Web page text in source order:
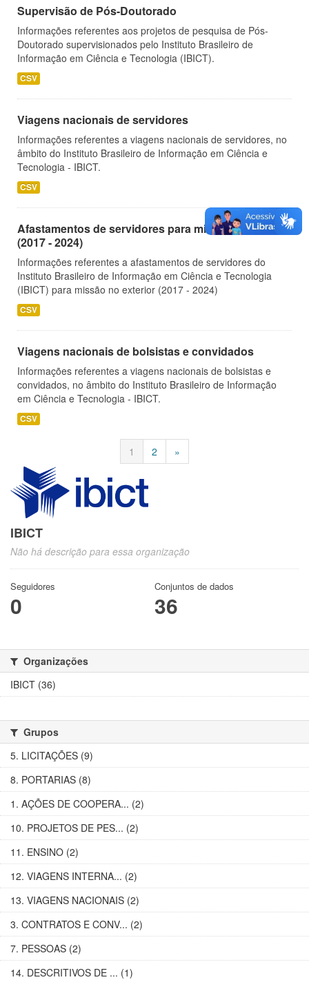
Supervisão de Pós-Doutorado
Informações referentes aos projetos de pesquisa de Pós-
Doutorado supervisionados pelo Instituto Brasileiro de
Informação em Ciência e Tecnologia (IBICT).
CSV
Viagens nacionais de servidores
Informações referentes a viagens nacionais de servidores, no
âmbito do Instituto Brasileiro de Informação em Ciência e
Tecnologia - IBICT.
CSV
Afastamentos de servidores para missão no exterior
(2017 - 2024)
Informações referentes a afastamentos de servidores do
Instituto Brasileiro de Informação em Ciência e Tecnologia
(IBICT) para missão no exterior (2017 - 2024)
CSV
Viagens nacionais de bolsistas e convidados
Informações referentes a viagens nacionais de bolsistas e
convidados, no âmbito do Instituto Brasileiro de Informação
em Ciência e Tecnologia - IBICT.
CSV
1 2 »
IBICT
Não há descrição para essa organização
Seguidores
0
Conjuntos de dados
36
Organizações
IBICT (36)
Grupos
5. LICITAÇÕES (9)
8. PORTARIAS (8)
1. AÇÕES DE COOPERA... (2)
10. PROJETOS DE PES... (2)
11. ENSINO (2)
12. VIAGENS INTERNA... (2)
13. VIAGENS NACIONAIS (2)
3. CONTRATOS E CONV... (2)
7. PESSOAS (2)
14. DESCRITIVOS DE ... (1)